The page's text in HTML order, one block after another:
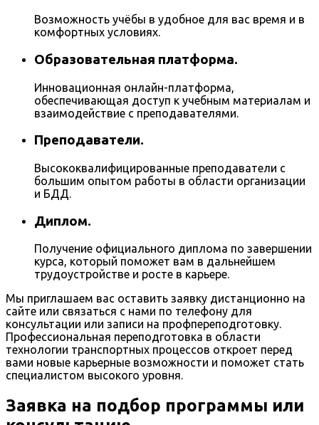
Возможность учёбы в удобное для вас время и в
комфортных условиях.
Образовательная платформа.
Инновационная онлайн-платформа,
обеспечивающая доступ к учебным материалам и
взаимодействие с преподавателями.
Преподаватели.
Высококвалифицированные преподаватели с
большим опытом работы в области организации
и БДД.
Диплом.
Получение официального диплома по завершении
курса, который поможет вам в дальнейшем
трудоустройстве и росте в карьере.
Мы приглашаем вас оставить заявку дистанционно на
сайте или связаться с нами по телефону для
консультации или записи на профпереподготовку.
Профессиональная переподготовка в области
технологии транспортных процессов откроет перед
вами новые карьерные возможности и поможет стать
специалистом высокого уровня.
Заявка на подбор программы или